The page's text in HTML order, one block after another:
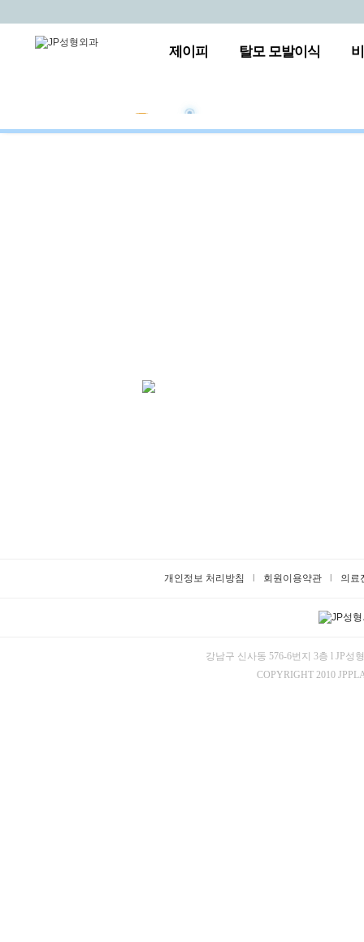
제이피 탈모 모발이식
개인정보 처리방침 회원이용약관 의료
강남구 신사동 576-6번지 3층 l JP성
COPYRIGHT 2010